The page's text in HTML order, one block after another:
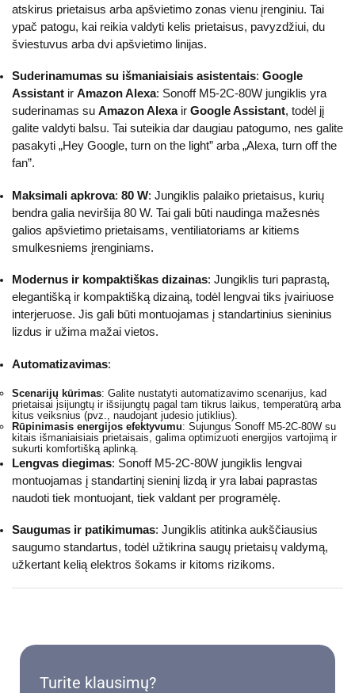
atskirus prietaisus arba apšvietimo zonas vienu įrenginiu. Tai
ypač patogu, kai reikia valdyti kelis prietaisus, pavyzdžiui, du
šviestuvus arba dvi apšvietimo linijas.
Suderinamumas su išmaniaisiais asistentais: Google
Assistant ir Amazon Alexa: Sonoff M5-2C-80W jungiklis yra
suderinamas su Amazon Alexair Google Assistant, todėl jį
galite valdyti balsu. Tai suteikia dar daugiau patogumo, nes galite
pasakyti „Hey Google, turn on the light” arba „Alexa, turn off the
fan”.
Maksimali apkrova: 80 W: Jungiklis palaiko prietaisus, kurių
bendra galia neviršija 80 W. Tai gali būti naudinga mažesnės
galios apšvietimo prietaisams, ventiliatoriams ar kitiems
smulkesniems įrenginiams.
Modernus ir kompaktiškas dizainas: Jungiklis turi paprastą,
elegantišką ir kompaktišką dizainą, todėl lengvai tiks įvairiuose
interjeruose. Jis gali būti montuojamas į standartinius sieninius
lizdus ir užima mažai vietos.
Automatizavimas:
Scenarijų kūrimas: Galite nustatyti automatizavimo scenarijus, kad
prietaisai įsijungtų ir išsijungtų pagal tam tikrus laikus, temperatūrą arba
kitus veiksnius (pvz., naudojant judesio jutiklius).
Rūpinimasis energijos efektyvumu: Sujungus Sonoff M5-2C-80W su
kitais išmaniaisiais prietaisais, galima optimizuoti energijos vartojimą ir
sukurti komfortišką aplinką.
Lengvas diegimas: Sonoff M5-2C-80W jungiklis lengvai
montuojamas į standartinį sieninį lizdą ir yra labai paprastas
naudoti tiek montuojant, tiek valdant per programėlę.
Saugumas ir patikimumas: Jungiklis atitinka aukščiausius
saugumo standartus, todėl užtikrina saugų prietaisų valdymą,
užkertant kelią elektros šokams ir kitoms rizikoms.
Turite klausimų?